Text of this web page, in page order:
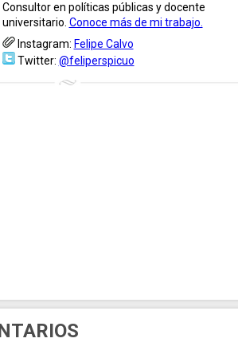
Consultor en políticas públicas y docente
universitario. Conoce más de mi trabajo.
Instagram: Felipe Calvo
Twitter: @feliperspicuo